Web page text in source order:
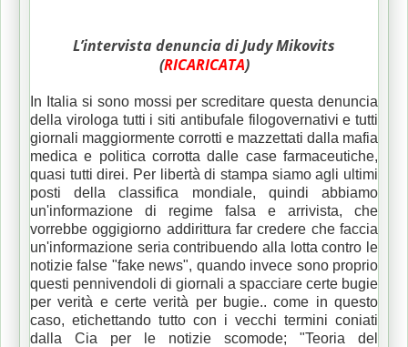
L’intervista denuncia di Judy Mikovits
(RICARICATA)
In Italia si sono mossi per screditare questa denuncia
della virologa tutti i siti antibufale filogovernativi e tutti
giornali maggiormente corrotti e mazzettati dalla mafia
medica e politica corrotta dalle case farmaceutiche,
quasi tutti direi. Per libertà di stampa siamo agli ultimi
posti della classifica mondiale, quindi abbiamo
un'informazione di regime falsa e arrivista, che
vorrebbe oggigiorno addirittura far credere che faccia
un'informazione seria contribuendo alla lotta contro le
notizie false "fake news", quando invece sono proprio
questi pennivendoli di giornali a spacciare certe bugie
per verità e certe verità per bugie.. come in questo
caso, etichettando tutto con i vecchi termini coniati
dalla Cia per le notizie scomode; "Teoria del